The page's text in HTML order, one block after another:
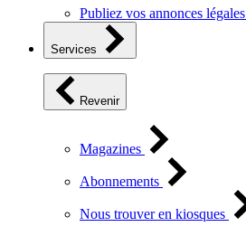
Publiez vos annonces légales
Services
Revenir
Magazines
Abonnements
Nous trouver en kiosques